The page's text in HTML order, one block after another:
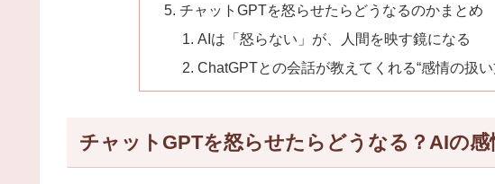
チャットGPTを怒らせたらどうなるのかまとめ
AIは「怒らない」が、人間を映す鏡になる
ChatGPTとの会話が教えてくれる“感情の扱い
チャットGPTを怒らせたらどうなる？AIの感